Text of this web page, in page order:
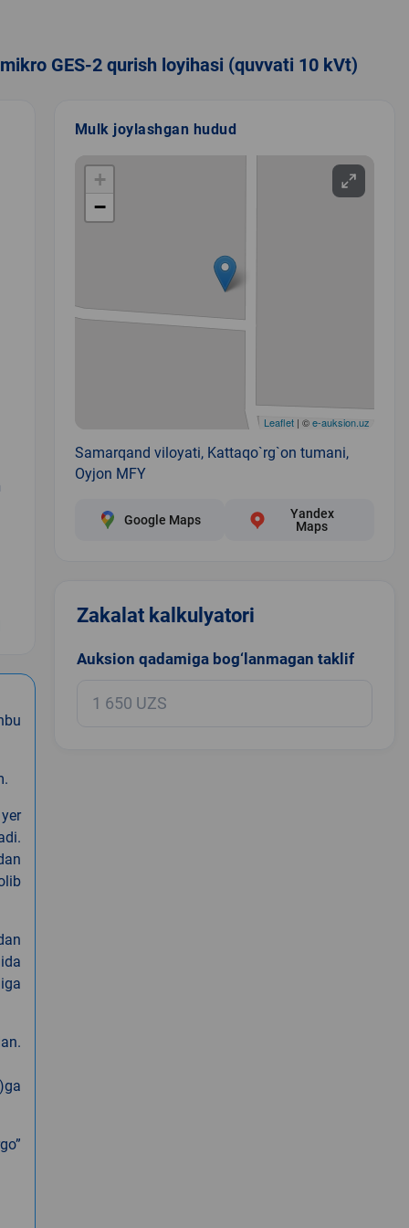
GES-2 qurish loyihasi (quvvati 10 kVt)
Mulk joylashgan hudud
+
−
Leaflet| ©e-auksion.uz
Samarqand viloyati, Kattaqo`rg`on tumani,
Oyjon MFY
Google Maps
Yandex
Maps
Zakalat kalkulyatori
Auksion qadamiga bog‘lanmagan taklif